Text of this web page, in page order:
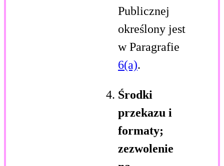
Publicznej
określony jest
w Paragrafie
6(a).
Środki
przekazu i
formaty;
zezwolenie